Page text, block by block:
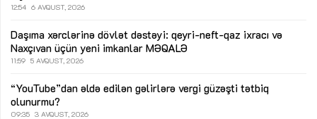
12:54 6 AVQUST, 2026
Daşıma xərclərinə dövlət dəstəyi: qeyri-neft-qaz ixracı və
Naxçıvan üçün yeni imkanlar MƏQALƏ
11:59 5 AVQUST, 2026
“YouTube”dan əldə edilən gəlirlərə vergi güzəşti tətbiq
olunurmu?
09:35 3 AVQUST, 2026